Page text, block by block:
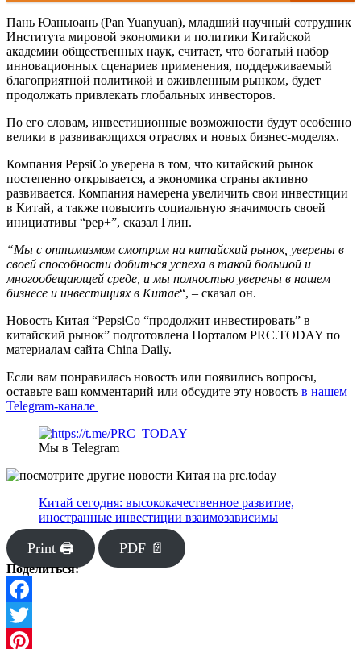
Пань Юаньюань (Pan Yuanyuan), младший научный сотрудник
Института мировой экономики и политики Китайской
академии общественных наук, считает, что богатый набор
инновационных сценариев применения, поддерживаемый
благоприятной политикой и оживленным рынком, будет
продолжать привлекать глобальных инвесторов.
По его словам, инвестиционные возможности будут особенно
велики в развивающихся отраслях и новых бизнес-моделях.
Компания PepsiCo уверена в том, что китайский рынок
постепенно открывается, а экономика страны активно
развивается. Компания намерена увеличить свои инвестиции
в Китай, а также повысить социальную значимость своей
инициативы “pep+”, сказал Глин.
“Мы с оптимизмом смотрим на китайский рынок, уверены в
своей способности добиться успеха в такой большой и
многообещающей среде, и мы полностью уверены в нашем
бизнесе и инвестициях в Китае“, – сказал он.
Новость Китая “PepsiCo “продолжит инвестировать” в
китайский рынок” подготовлена Порталом PRC.TODAY по
материалам сайта China Daily.
Если вам понравилась новость или появились вопросы,
оставьте ваш комментарий или обсудите эту новость в нашем
Telegram-канале
Мы в Telegram
Китай сегодня: высококачественное развитие,
иностранные инвестиции взаимозависимы
Print 🖨 PDF 📄
Поделиться:
Facebook
Twitter